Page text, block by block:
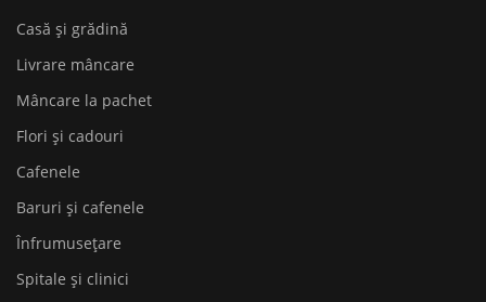
Casă și grădină
Livrare mâncare
Mâncare la pachet
Flori și cadouri
Cafenele
Baruri și cafenele
Înfrumusețare
Spitale și clinici